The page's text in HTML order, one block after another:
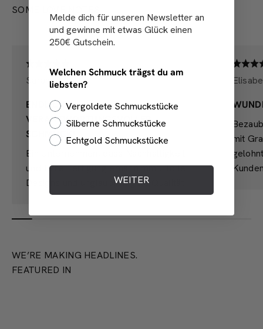
SOME LOVE NOTES
Sarah
ENDLICH
VERANTWORTUNGSVOLLER
SCHMUCK!
Ein Unternehmen, dass Nachhaltigkeit
und faire Fertigung ernst nimmt. Tolle
Designs und unglaublich gute Qualität!
mit
WE’RE MAKING HEADLINES.
FEATURED IN
Melde dich für unseren Newsletter an
und gewinne mit etwas Glück einen
250€ Gutschein.
Welchen Schmuck trägst du am
liebsten?
Vergoldete Schmuckstücke
Silberne Schmuckstücke
Echtgold Schmuckstücke
WEITER